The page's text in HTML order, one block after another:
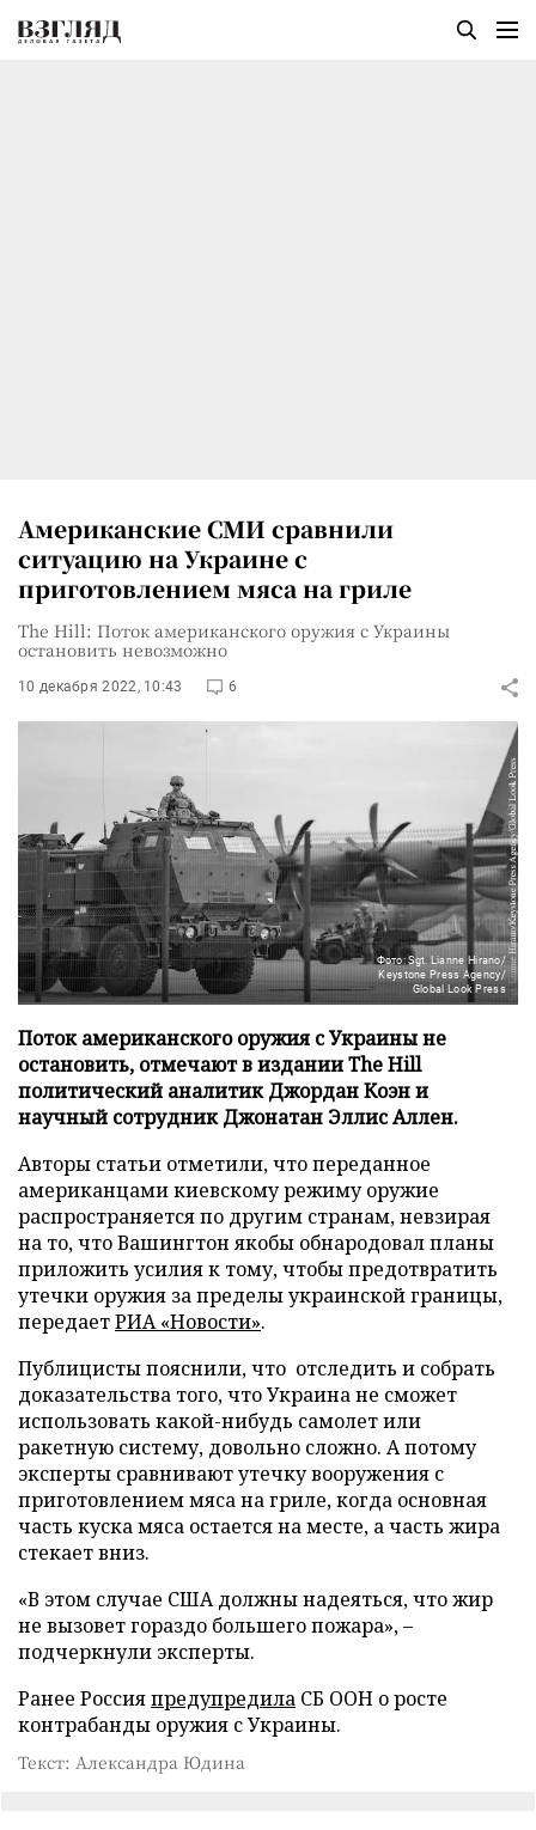
Американские СМИ сравнили
ситуацию на Украине с
приготовлением мяса на гриле
The Hill: Поток американского оружия с Украины
остановить невозможно
10 декабря 2022, 10:43 6
Фото: Sgt. Lianne Hirano/
Keystone Press Agency/
Global Look Press
Поток американского оружия с Украины не
остановить, отмечают в издании The Hill
политический аналитик Джордан Коэн и
научный сотрудник Джонатан Эллис Аллен.
Авторы статьи отметили, что переданное
американцами киевскому режиму оружие
распространяется по другим странам, невзирая
на то, что Вашингтон якобы обнародовал планы
приложить усилия к тому, чтобы предотвратить
утечки оружия за пределы украинской границы,
передаетРИА «Новости».
Публицисты пояснили, что отследить и собрать
доказательства того, что Украина не сможет
использовать какой-нибудь самолет или
ракетную систему, довольно сложно. А потому
эксперты сравнивают утечку вооружения с
приготовлением мяса на гриле, когда основная
часть куска мяса остается на месте, а часть жира
стекает вниз.
«В этом случае США должны надеяться, что жир
не вызовет гораздо большего пожара», –
подчеркнули эксперты.
Ранее Россияпредупредила СБ ООН о росте
контрабанды оружия с Украины.
Текст: Александра Юдина